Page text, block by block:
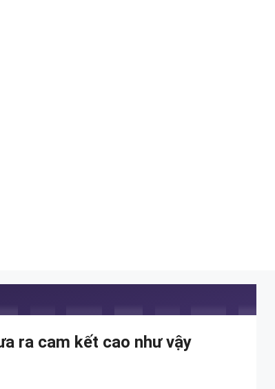
ra cam kết cao như vậy